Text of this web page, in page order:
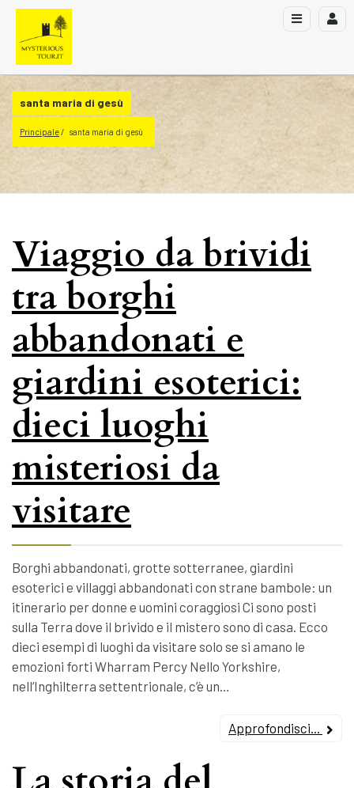
santa maria di gesù
Principale santa maria di gesù
Viaggio da brividi
tra borghi
abbandonati e
giardini esoterici:
dieci luoghi
misteriosi da
visitare
Borghi abbandonati, grotte sotterranee, giardini
esoterici e villaggi abbandonati con strane bambole: un
itinerario per donne e uomini coraggiosi Ci sono posti
sulla Terra dove il brivido e il mistero sono di casa. Ecco
dieci esempi di luoghi da visitare solo se si amano le
emozioni forti Wharram Percy Nello Yorkshire,
nell’Inghilterra settentrionale, c’è un…
Approfondisci...